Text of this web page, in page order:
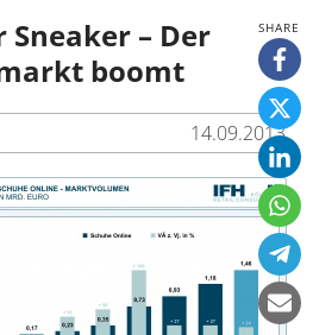
Sneaker – Der
boomt
14.09.2013